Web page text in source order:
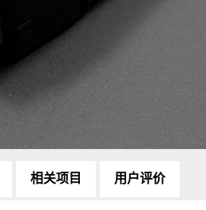
相关项目 用户评价